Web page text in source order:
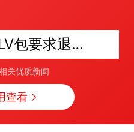
男友花9万买LV包要求退款遭拒
关优质新闻
查看